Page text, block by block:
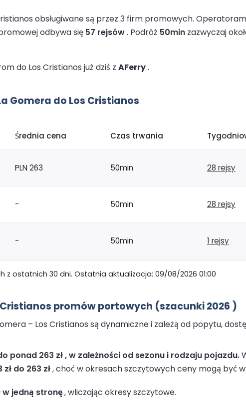
obsługiwane są przez 3 firm promowych.
odbywa się 57 rejsów. Podróż 50min zazwyczaj
do Los Cristianos już dziś z AFerry.
Gomera do Los Cristianos
Średnia cena Czas trwania
PLN 263 50min 28 rejsy
- 50min 28 rejsy
- 50min 1 rejsy
ostatnich 30 dni. Ostatnia aktualizacja: 09/08/2026 01:00
promów portowych (szacunki 2026 )
– Los Cristianos są dynamiczne i zależą od popytu,
ponad 263 zł , w zależności od sezonu i rodzaju pojazdu.
do 263 zł, choć w okresach szczytowych ceny mogą być
w jedną stronę, wliczając okresy szczytowe.